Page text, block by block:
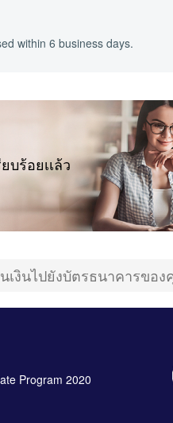
within 6 business days.
ร้อยเเล้ว
เงินไปยังบัตรธนาคารขอ
Program 2020